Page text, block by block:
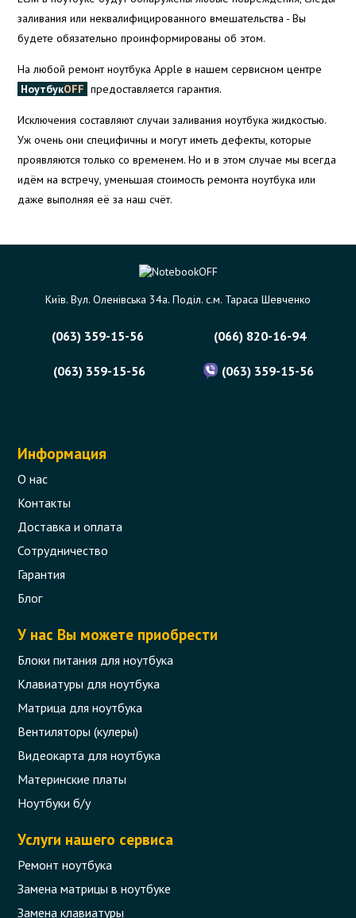
заливания или неквалифицированного вмешательства - Вы
будете обязательно проинформированы об этом.
На любой ремонт ноутбука Apple в нашем сервисном центре
НоутбукOFF предоставляется гарантия.
Исключения составляют случаи заливания ноутбука жидкостью.
Уж очень они специфичны и могут иметь дефекты, которые
проявляются только со временем. Но и в этом случае мы всегда
идём на встречу, уменьшая стоимость ремонта ноутбука или
даже выполняя её за наш счёт.
Київ. Вул. Оленівська 34а. Поділ. с.м. Тараса Шевченко
(063) 359-15-56 (066) 820-16-94
(063) 359-15-56 (063) 359-15-56
Информация
О нас
Контакты
Доставка и оплата
Сотрудничество
Гарантия
Блог
У нас Вы можете приобрести
Блоки питания для ноутбука
Клавиатуры для ноутбука
Матрица для ноутбука
Вентиляторы (кулеры)
Видеокарта для ноутбука
Материнские платы
Ноутбуки б/у
Услуги нашего сервиса
Ремонт ноутбука
Замена матрицы в ноутбуке
Замена клавиатуры